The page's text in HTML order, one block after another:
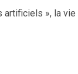
artificiels », la